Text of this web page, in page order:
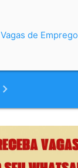
Vagas de Emprego